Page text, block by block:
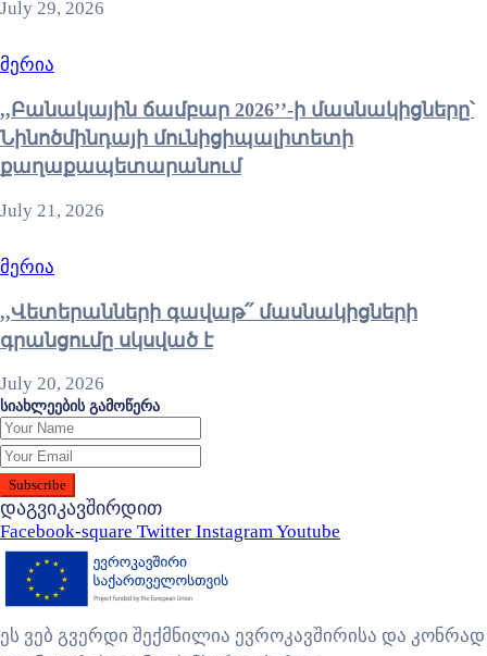
July 29, 2026
მერია
,,Բանակային ճամբար 2026’’-ի մասնակիցները՝
Նինոծմինդայի մունիցիպալիտետի
քաղաքապետարանում
July 21, 2026
მერია
,,Վետերանների գավաթ՛՛ մասնակիցների
գրանցումը սկսված է
July 20, 2026
სიახლეების გამოწერა
დაგვიკავშირდით
Facebook-square Twitter InstagramYoutube
ეს ვებ გვერდი შექმნილია ევროკავშირისა და კონრად